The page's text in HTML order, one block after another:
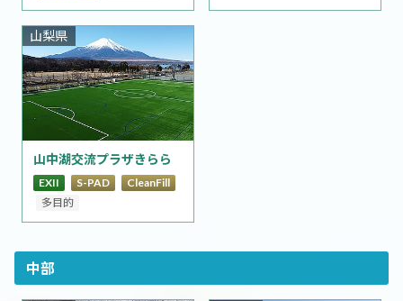
山中湖交流プラザきらら
山梨県
EXII S-PAD
CleanFill
多目的
中部